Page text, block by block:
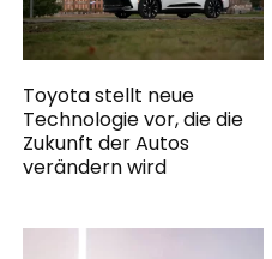
Toyota stellt neue
Technologie vor, die die
Zukunft der Autos
verändern wird